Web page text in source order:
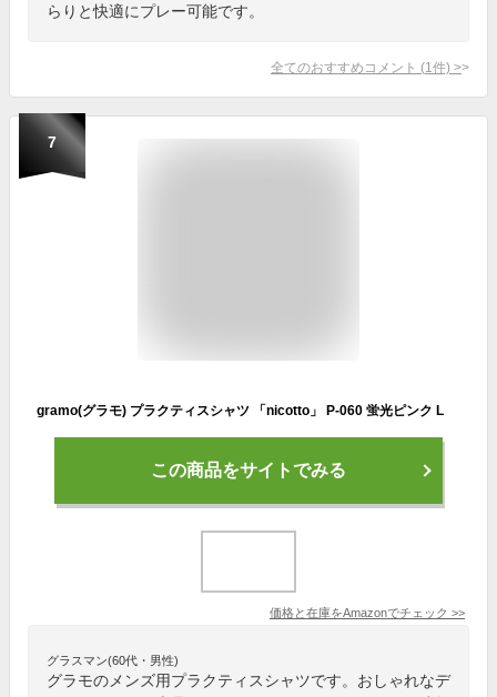
らりと快適にプレー可能です。
全てのおすすめコメント (1 件) >
7
gramo(グラモ) プラクティスシャツ 「nicotto」 P-060 蛍光ピンク L
この商品をサイトでみる
価格と在庫をAmazonでチェック >>
グラスマン(60代・男性)
グラモのメンズ用プラクティスシャツです。おしゃれなデ